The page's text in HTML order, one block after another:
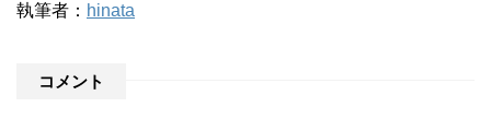
執筆者： hinata
コメント